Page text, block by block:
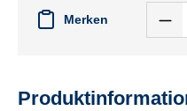
Merken